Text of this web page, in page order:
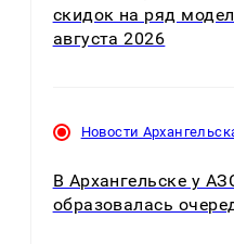
скидок на ряд
августа 2026
Новости
В Архангельске у
образовалась